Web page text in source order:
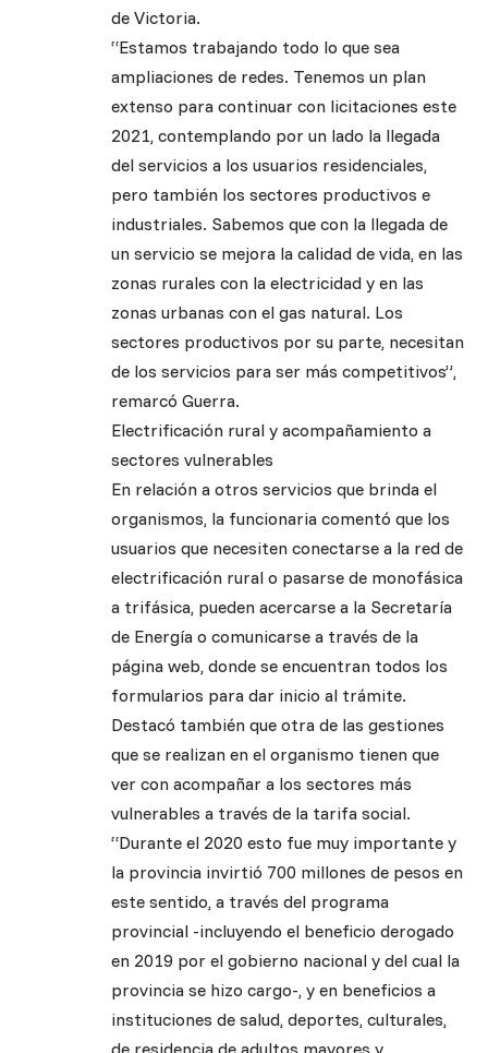
de Victoria.
“Estamos trabajando todo lo que sea
ampliaciones de redes. Tenemos un plan
extenso para continuar con licitaciones este
2021, contemplando por un lado la llegada
del servicios a los usuarios residenciales,
pero también los sectores productivos e
industriales. Sabemos que con la llegada de
un servicio se mejora la calidad de vida, en las
zonas rurales con la electricidad y en las
zonas urbanas con el gas natural. Los
sectores productivos por su parte, necesitan
de los servicios para ser más competitivos”,
remarcó Guerra.
Electrificación rural y acompañamiento a
sectores vulnerables
En relación a otros servicios que brinda el
organismos, la funcionaria comentó que los
usuarios que necesiten conectarse a la red de
electrificación rural o pasarse de monofásica
a trifásica, pueden acercarse a la Secretaría
de Energía o comunicarse a través de la
página web, donde se encuentran todos los
formularios para dar inicio al trámite.
Destacó también que otra de las gestiones
que se realizan en el organismo tienen que
ver con acompañar a los sectores más
vulnerables a través de la tarifa social.
“Durante el 2020 esto fue muy importante y
la provincia invirtió 700 millones de pesos en
este sentido, a través del programa
provincial -incluyendo el beneficio derogado
en 2019 por el gobierno nacional y del cual la
provincia se hizo cargo-, y en beneficios a
instituciones de salud, deportes, culturales,